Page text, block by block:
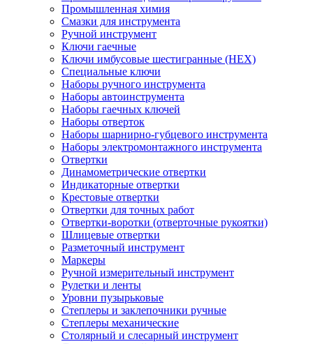
Промышленная химия
Смазки для инструмента
Ручной инструмент
Ключи гаечные
Ключи имбусовые шестигранные (HEX)
Специальные ключи
Наборы ручного инструмента
Наборы автоинструмента
Наборы гаечных ключей
Наборы отверток
Наборы шарнирно-губцевого инструмента
Наборы электромонтажного инструмента
Отвертки
Динамометрические отвертки
Индикаторные отвертки
Крестовые отвертки
Отвертки для точных работ
Отвертки-воротки (отверточные рукоятки)
Шлицевые отвертки
Разметочный инструмент
Маркеры
Ручной измерительный инструмент
Рулетки и ленты
Уровни пузырьковые
Степлеры и заклепочники ручные
Степлеры механические
Столярный и слесарный инструмент